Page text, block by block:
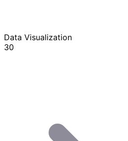
Data Visualization
30